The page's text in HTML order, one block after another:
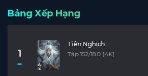
Bảng Xếp Hạng
1
Tiên Nghịch
Tập 152/180 [4K]